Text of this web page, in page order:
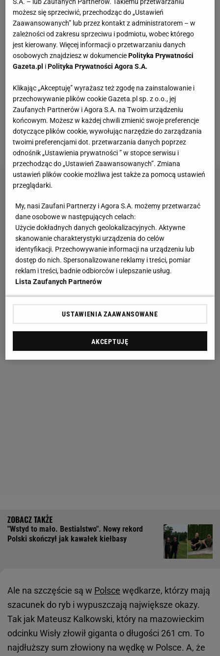
rynnie domu jednego z dumnie pozujących łowców.
Na dodatek okazało się, że wcale nie została
złowiona w Wiśle, a w zbiorniku elektrowni Rybnik - o
czym poinformował Piotr Boufał, przewodnik
wędkarski, specjalizujący się w połowie wielkich
takiego bestialstwa, wulgaryzmy są tutaj zbyt
łagodne. Gdzie my żyjemy? Nie potrafię sobie nawet
wyobrazić, że można się czegoś takiego dopuścić -
mówił wtedy Boufał. A więcej o tej historii możecie
przeczytać tutaj:
"Wstyd to mało. Bestialstwo". Nowy rekord
Polski skończył jak kawałek kiełbasy
Ale na szczęście są w Polsce wędkarze, którzy mają
szacunek do ryb i wypuszczają największe okazy.
Tak jak Mateusz Kalkowski, który na mazowieckim
odcinku Wisły złowił giganta o długości 261 cm. To
najdłuższy sum złowiony na wędkę w Polsce. A, że
możesz się sprzeciwić, przechodząc do „Ustawień
Zaawansowanych” lub przez kontakt z administratorem – w
zależności od zakresu sprzeciwu i podmiotu, wobec którego
jest kierowany. Więcej informacji o przetwarzaniu danych
osobowych znajdziesz w dokumenciePolityka Prywatności
Gazeta.pl iPolityka Prywatności Agora S.A.
Klikając „Akceptuję” wyrażasz też zgodę na zainstalowanie i
przechowywanie plików cookie Gazeta.pl sp. z o.o., jej
Zaufanych Partnerów i Agora S.A. na Twoim urządzeniu
końcowym. Możesz w każdej chwili zmienić swoje preferencje
dotyczące plików cookie, wywołując narzędzie do zarządzania
twoimi preferencjami dot. przetwarzania danych poprzez
odnośnik „Ustawienia prywatności ” w stopce serwisu i
przechodząc do „Ustawień Zaawansowanych”. Zmiana
ustawień plików cookie możliwa jest także za pomocą ustawień
przeglądarki.
My, nasi Zaufani Partnerzy i Agora S.A. możemy przetwarzać
dane osobowe w następujących celach:
Użycie dokładnych danych geolokalizacyjnych. Aktywne
skanowanie charakterystyki urządzenia do celów
identyfikacji. Przechowywanie informacji na urządzeniu lub
dostęp do nich. Spersonalizowane reklamy i treści, pomiar
reklam i treści, badnie odbiorców i ulepszanie usług.
Lista Zaufanych Partnerów
USTAWIENIA ZAAWANSOWANE
AKCEPTUJĘ